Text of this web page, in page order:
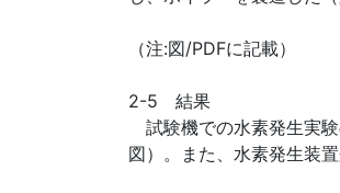
（注:図/PDFに記載）
2-5 結果
試験機での水素発生実
図）。また、水素発生装